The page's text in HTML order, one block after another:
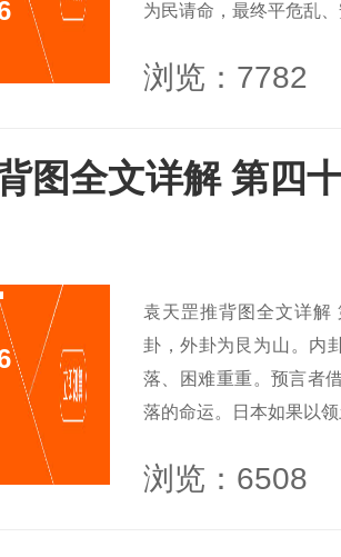
为民请命，最终平危乱
浏览：7782
图全文详解 第四
袁天罡推背图全文详解
卦，外卦为艮为山。内
落、困难重重。预言者
落的命运。日本如果以
浏览：6508